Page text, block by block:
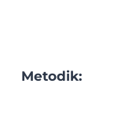
Metodik: